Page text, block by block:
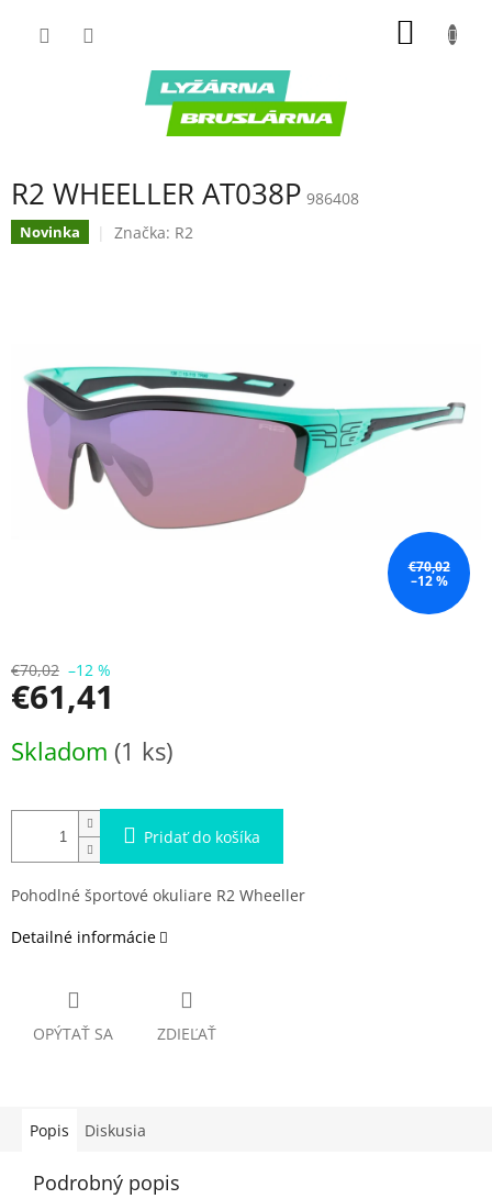
R2 WHEELLER AT038P 986408
Novinka Značka: R2
€70,02
–12 %
€70,02 –12 %
€61,41
cena:
Skladom (1 ks)
Pridať do košíka
Pohodlné športové okuliare R2 Wheeller
Detailné informácie
OPÝTAŤ SA ZDIEĽAŤ
Popis Diskusia
Podrobný popis